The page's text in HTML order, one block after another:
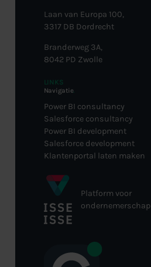
Laan van Europa 100,
3317 DB Dordrecht
Branderweg 3A,
8042 PD Zwolle
LINKS
Navigatie.
Power BI consultancy
Salesforce consultancy
Power BI development
Salesforce development
Klantenportal laten maken
Platform voor
ondernemerschap